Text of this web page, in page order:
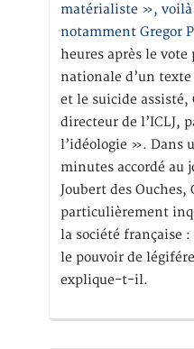
matérialiste », voilà
notamment Gregor
heures après le vote
nationale d’un
et le suicide assisté,
directeur de l’ICLJ,
l’idéologie ». Dans
minutes accordé au
Joubert des
particulièrement
la société française
le pouvoir de
explique-t-il.